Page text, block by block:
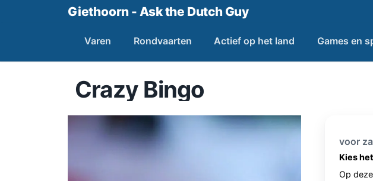
Giethoorn - Ask the Dutch Guy
Varen Rondvaarten Actief op het land Games en
Crazy Bingo
voor
Kies
Op